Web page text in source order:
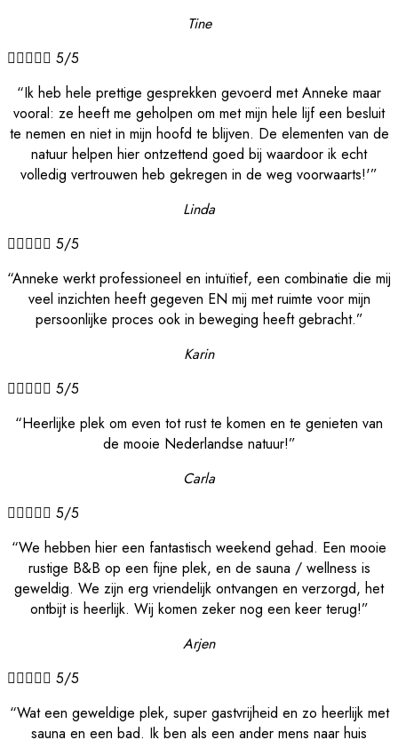
Tine
 5/5
“Ik heb hele prettige gesprekken gevoerd met Anneke maar
vooral: ze heeft me geholpen om met mijn hele lijf een besluit
te nemen en niet in mijn hoofd te blijven. De elementen van de
natuur helpen hier ontzettend goed bij waardoor ik echt
volledig vertrouwen heb gekregen in de weg voorwaarts!'”
Linda
 5/5
“Anneke werkt professioneel en intuïtief, een combinatie die mij
veel inzichten heeft gegeven EN mij met ruimte voor mijn
persoonlijke proces ook in beweging heeft gebracht.”
Karin
 5/5
“Heerlijke plek om even tot rust te komen en te genieten van
de mooie Nederlandse natuur!”
Carla
 5/5
“We hebben hier een fantastisch weekend gehad. Een mooie
rustige B&B op een fijne plek, en de sauna / wellness is
geweldig. We zijn erg vriendelijk ontvangen en verzorgd, het
ontbijt is heerlijk. Wij komen zeker nog een keer terug!”
Arjen
 5/5
“Wat een geweldige plek, super gastvrijheid en zo heerlijk met
sauna en een bad. Ik ben als een ander mens naar huis